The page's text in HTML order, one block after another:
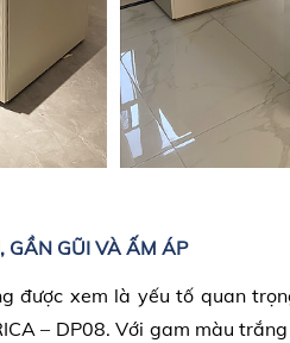
GẦN GŨI VÀ ẤM ÁP
được xem là yếu tố quan
– DP08. Với gam màu